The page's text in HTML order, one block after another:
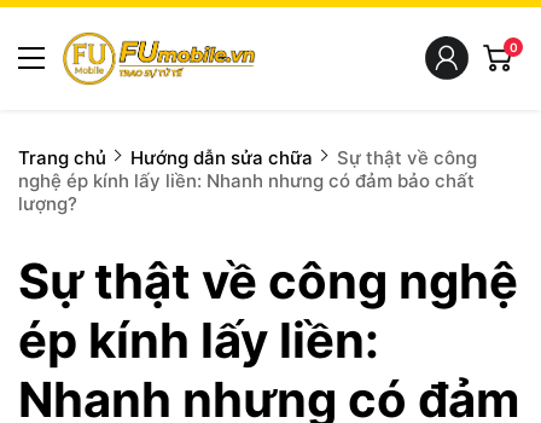
0
Trang chủ Hướng dẫn sửa chữa
Sự thật về công
nghệ ép kính lấy liền: Nhanh nhưng có đảm bảo chất
lượng?
Sự thật về công nghệ
ép kính lấy liền:
Nhanh nhưng có đảm